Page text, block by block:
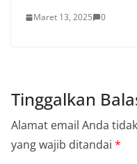
Maret 13, 2025 0
Tinggalkan
Alamat email Anda
yang wajib ditandai *